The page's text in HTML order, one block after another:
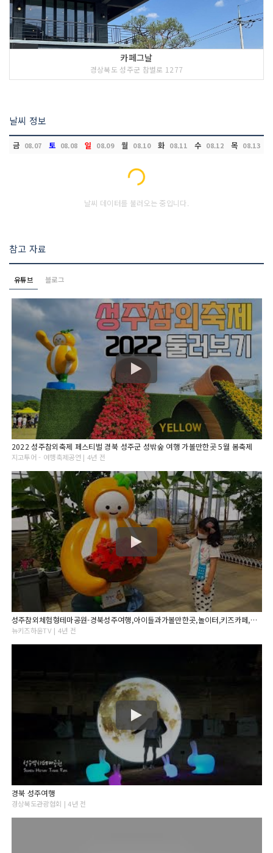
카페그날
경상북도 성주군 참별로 1277
날씨 정보
금 08.07 토 08.08 일 08.09 월 08.10 화 08.11 수 08.12 목 08.13
Loading...
날씨 데이터를 불러오는 중입니다.
참고 자료
유튜브 블로그
2022 성주참외축제 페스티벌 경북 성주군 성밖숲 여행 가볼만한곳 5월 봄축제
지고투어 - 여행축제공연 | 4년 전
성주참외체험형테마공원-경북성주여행,아이들과가볼만한곳,놀이터,키즈카페,전시,체험,식물원
뉴키즈하윤TV | 4년 전
경북 성주여행
경상북도관광협회 | 4년 전